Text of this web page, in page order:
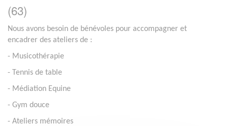
(63)
Nous avons besoin de bénévoles pour accompagner et
encadrer des ateliers de :
- Musicothérapie
- Tennis de table
- Médiation Equine
- Gym douce
- Ateliers mémoires